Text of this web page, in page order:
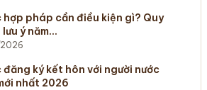
hợp pháp cần điều kiện gì? Quy
ý năm…
đăng ký kết hôn với người nước
nhất 2026